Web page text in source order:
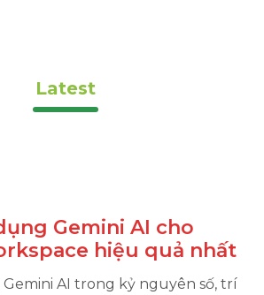
Latest
Gemini AI cho
hiệu quả nhất
Gemini AI trong kỷ nguyên số, trí